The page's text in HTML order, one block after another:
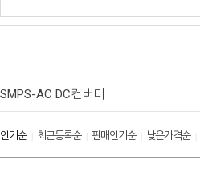
SMPS-AC DC컨버터
인기순| 최근등록순| 판매인기순| 낮은가격순|